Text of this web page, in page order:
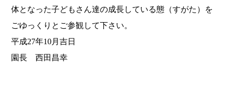
体となった子どもさん達の成長している態（すがた） を
ごゆっくりとご参観して下さい。
平成27年10月吉日
園長 西田昌幸